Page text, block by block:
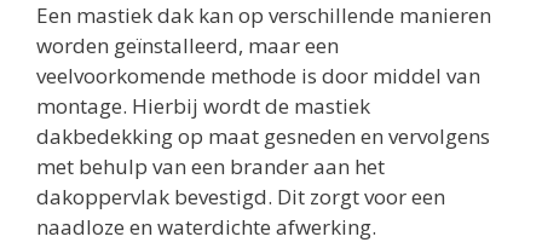
Een mastiek dak kan op verschillende manieren
worden geïnstalleerd, maar een
veelvoorkomende methode is door middel van
montage. Hierbij wordt de mastiek
dakbedekking op maat gesneden en vervolgens
met behulp van een brander aan het
dakoppervlak bevestigd. Dit zorgt voor een
naadloze en waterdichte afwerking.